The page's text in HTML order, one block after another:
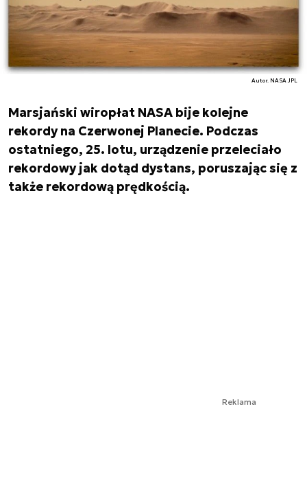
Autor. NASA JPL
Marsjański wiropłat NASA bije kolejne
rekordy na Czerwonej Planecie. Podczas
ostatniego, 25. lotu, urządzenie przeleciało
rekordowy jak dotąd dystans, poruszając się z
także rekordową prędkością.
Reklama